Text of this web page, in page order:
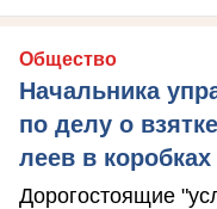
Общество
Начальника
по делу о
леев в
Дорогостоящие